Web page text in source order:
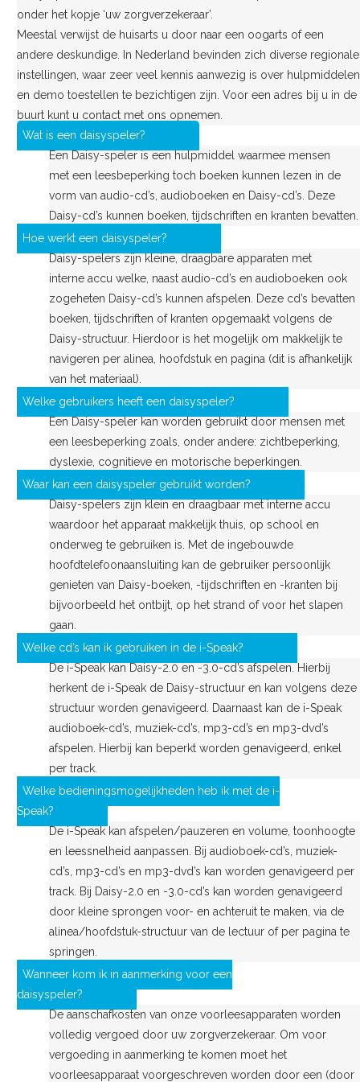
onder het kopje ‘uw zorgverzekeraar’.
Meestal verwijst de huisarts u door naar een oogarts of een
andere deskundige. In Nederland bevinden zich diverse regionale
instellingen, waar zeer veel kennis aanwezig is over hulpmiddelen
en demo toestellen te bezichtigen zijn. Voor een adres bij u in de
buurt kunt u contact met ons opnemen.
Wat is een daisyspeler?
Een Daisy-speler is een hulpmiddel waarmee mensen
met een leesbeperking toch boeken kunnen lezen in de
vorm van audio-cd’s, audioboeken en Daisy-cd’s. Deze
Daisy-cd’s kunnen boeken, tijdschriften en kranten bevatten.
Hoe werkt een daisyspeler?
Daisy-spelers zijn kleine, draagbare apparaten met
interne accu welke, naast audio-cd’s en audioboeken ook
zogeheten Daisy-cd’s kunnen afspelen. Deze cd’s bevatten
boeken, tijdschriften of kranten opgemaakt volgens de
Daisy-structuur. Hierdoor is het mogelijk om makkelijk te
navigeren per alinea, hoofdstuk en pagina (dit is afhankelijk
van het materiaal).
Welke gebruikers heeft een daisyspeler?
Een Daisy-speler kan worden gebruikt door mensen met
een leesbeperking zoals, onder andere: zichtbeperking,
dyslexie, cognitieve en motorische beperkingen.
Waar kan een daisyspeler gebruikt worden?
Daisy-spelers zijn klein en draagbaar met interne accu
waardoor het apparaat makkelijk thuis, op school en
onderweg te gebruiken is. Met de ingebouwde
hoofdtelefoonaansluiting kan de gebruiker persoonlijk
genieten van Daisy-boeken, -tijdschriften en -kranten bij
bijvoorbeeld het ontbijt, op het strand of voor het slapen
gaan.
Welke cd’s kan ik gebruiken in de i-Speak?
De i-Speak kan Daisy-2.0 en -3.0-cd’s afspelen. Hierbij
herkent de i-Speak de Daisy-structuur en kan volgens deze
structuur worden genavigeerd. Daarnaast kan de i-Speak
audioboek-cd’s, muziek-cd’s, mp3-cd’s en mp3-dvd’s
afspelen. Hierbij kan beperkt worden genavigeerd, enkel
per track.
Welke bedieningsmogelijkheden heb ik met de i-
Speak?
De i-Speak kan afspelen/pauzeren en volume, toonhoogte
en leessnelheid aanpassen. Bij audioboek-cd’s, muziek-
cd’s, mp3-cd’s en mp3-dvd’s kan worden genavigeerd per
track. Bij Daisy-2.0 en -3.0-cd’s kan worden genavigeerd
door kleine sprongen voor- en achteruit te maken, via de
alinea/hoofdstuk-structuur van de lectuur of per pagina te
springen.
Wanneer kom ik in aanmerking voor een
daisyspeler?
De aanschafkosten van onze voorleesapparaten worden
volledig vergoed door uw zorgverzekeraar. Om voor
vergoeding in aanmerking te komen moet het
voorleesapparaat voorgeschreven worden door een (door